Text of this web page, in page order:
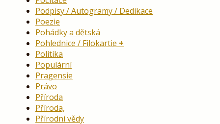
Podpisy / Autogramy / Dedikace
Poezie
Pohádky a dětská
Pohlednice / Filokartie
Politika
Populární
Pragensie
Právo
Příroda
Příroda,
Přírodní vědy